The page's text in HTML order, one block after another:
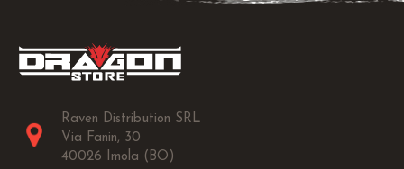
Raven Distribution SRL
Via Fanin, 30
40026 Imola (BO)